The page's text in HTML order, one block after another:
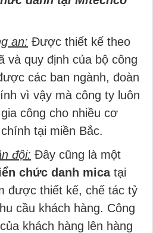
an: Được thiết kế theo
và quy định của bộ công
các ban ngành, đoàn
vì vậy mà công ty luôn
công cho nhiều cơ
tại miền Bắc.
đội: Đây cũng là một
chức danh micatại
được thiết kế, chế tác tỷ
cầu khách hàng. Công
khách hàng lên hàng